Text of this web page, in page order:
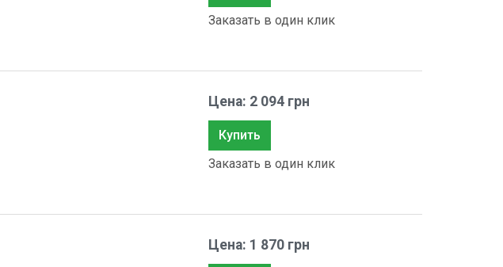
Заказать в один клик
Цена: 2 094 грн
Купить
Заказать в один клик
Цена: 1 870 грн